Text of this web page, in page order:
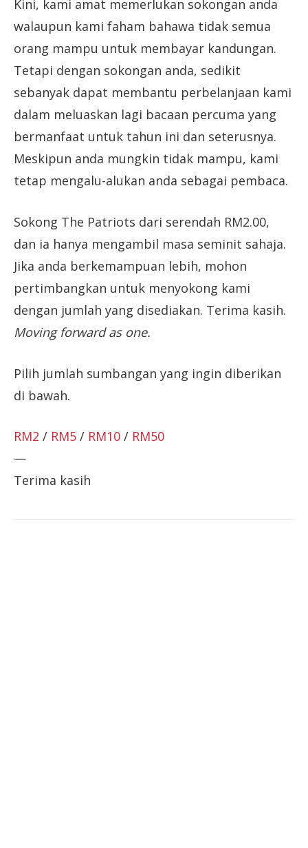
Kini, kami amat memerlukan sokongan anda
walaupun kami faham bahawa tidak semua
orang mampu untuk membayar kandungan.
Tetapi dengan sokongan anda, sedikit
sebanyak dapat membantu perbelanjaan kami
dalam meluaskan lagi bacaan percuma yang
bermanfaat untuk tahun ini dan seterusnya.
Meskipun anda mungkin tidak mampu, kami
tetap mengalu-alukan anda sebagai pembaca.
Sokong The Patriots dari serendah RM2.00,
dan ia hanya mengambil masa seminit sahaja.
Jika anda berkemampuan lebih, mohon
pertimbangkan untuk menyokong kami
dengan jumlah yang disediakan. Terima kasih.
Moving forward as one.
Pilih jumlah sumbangan yang ingin diberikan
di bawah.
RM2 / RM5 / RM10 / RM50
—
Terima kasih